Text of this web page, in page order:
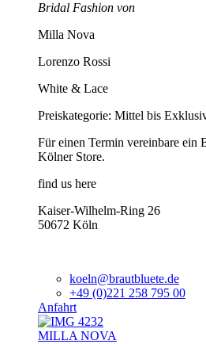
Bridal Fashion von
Milla Nova
Lorenzo Rossi
White & Lace
Preiskategorie: Mittel bis
Für einen Termin vereinbare ein
Kölner Store.
find us here
Kaiser-Wilhelm-Ring 26
50672 Köln
koeln@brautbluete.de
+49 (0)221 258 795 00
Anfahrt
MILLA NOVA